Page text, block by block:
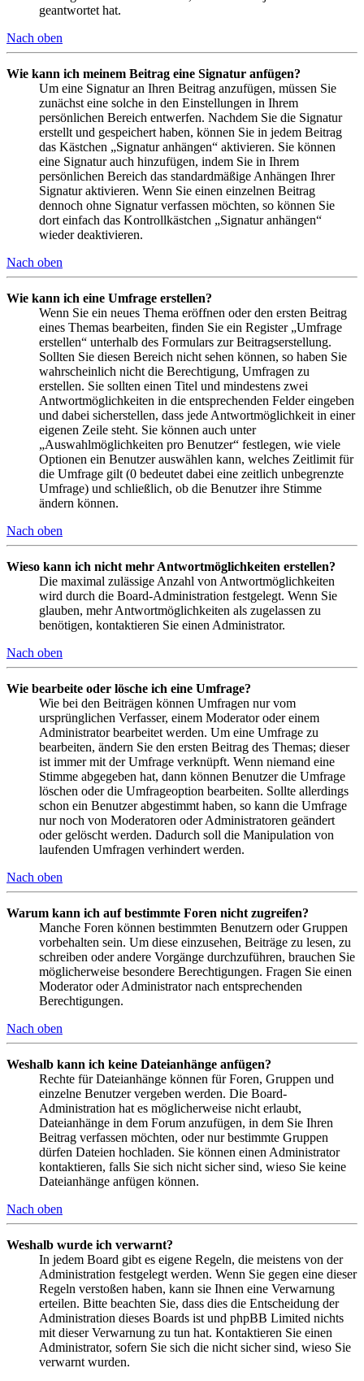
geantwortet hat.
Nach oben
Wie kann ich meinem Beitrag eine Signatur anfügen?
Um eine Signatur an Ihren Beitrag anzufügen, müssen Sie
zunächst eine solche in den Einstellungen in Ihrem
persönlichen Bereich entwerfen. Nachdem Sie die Signatur
erstellt und gespeichert haben, können Sie in jedem Beitrag
das Kästchen „Signatur anhängen“ aktivieren. Sie können
eine Signatur auch hinzufügen, indem Sie in Ihrem
persönlichen Bereich das standardmäßige Anhängen Ihrer
Signatur aktivieren. Wenn Sie einen einzelnen Beitrag
dennoch ohne Signatur verfassen möchten, so können Sie
dort einfach das Kontrollkästchen „Signatur anhängen“
wieder deaktivieren.
Nach oben
Wie kann ich eine Umfrage erstellen?
Wenn Sie ein neues Thema eröffnen oder den ersten Beitrag
eines Themas bearbeiten, finden Sie ein Register „Umfrage
erstellen“ unterhalb des Formulars zur Beitragserstellung.
Sollten Sie diesen Bereich nicht sehen können, so haben Sie
wahrscheinlich nicht die Berechtigung, Umfragen zu
erstellen. Sie sollten einen Titel und mindestens zwei
Antwortmöglichkeiten in die entsprechenden Felder eingeben
und dabei sicherstellen, dass jede Antwortmöglichkeit in einer
eigenen Zeile steht. Sie können auch unter
„Auswahlmöglichkeiten pro Benutzer“ festlegen, wie viele
Optionen ein Benutzer auswählen kann, welches Zeitlimit für
die Umfrage gilt (0 bedeutet dabei eine zeitlich unbegrenzte
Umfrage) und schließlich, ob die Benutzer ihre Stimme
ändern können.
Nach oben
Wieso kann ich nicht mehr Antwortmöglichkeiten erstellen?
Die maximal zulässige Anzahl von Antwortmöglichkeiten
wird durch die Board-Administration festgelegt. Wenn Sie
glauben, mehr Antwortmöglichkeiten als zugelassen zu
benötigen, kontaktieren Sie einen Administrator.
Nach oben
Wie bearbeite oder lösche ich eine Umfrage?
Wie bei den Beiträgen können Umfragen nur vom
ursprünglichen Verfasser, einem Moderator oder einem
Administrator bearbeitet werden. Um eine Umfrage zu
bearbeiten, ändern Sie den ersten Beitrag des Themas; dieser
ist immer mit der Umfrage verknüpft. Wenn niemand eine
Stimme abgegeben hat, dann können Benutzer die Umfrage
löschen oder die Umfrageoption bearbeiten. Sollte allerdings
schon ein Benutzer abgestimmt haben, so kann die Umfrage
nur noch von Moderatoren oder Administratoren geändert
oder gelöscht werden. Dadurch soll die Manipulation von
laufenden Umfragen verhindert werden.
Nach oben
Warum kann ich auf bestimmte Foren nicht zugreifen?
Manche Foren können bestimmten Benutzern oder Gruppen
vorbehalten sein. Um diese einzusehen, Beiträge zu lesen, zu
schreiben oder andere Vorgänge durchzuführen, brauchen Sie
möglicherweise besondere Berechtigungen. Fragen Sie einen
Moderator oder Administrator nach entsprechenden
Berechtigungen.
Nach oben
Weshalb kann ich keine Dateianhänge anfügen?
Rechte für Dateianhänge können für Foren, Gruppen und
einzelne Benutzer vergeben werden. Die Board-
Administration hat es möglicherweise nicht erlaubt,
Dateianhänge in dem Forum anzufügen, in dem Sie Ihren
Beitrag verfassen möchten, oder nur bestimmte Gruppen
dürfen Dateien hochladen. Sie können einen Administrator
kontaktieren, falls Sie sich nicht sicher sind, wieso Sie keine
Dateianhänge anfügen können.
Nach oben
Weshalb wurde ich verwarnt?
In jedem Board gibt es eigene Regeln, die meistens von der
Administration festgelegt werden. Wenn Sie gegen eine dieser
Regeln verstoßen haben, kann sie Ihnen eine Verwarnung
erteilen. Bitte beachten Sie, dass dies die Entscheidung der
Administration dieses Boards ist und phpBB Limited nichts
mit dieser Verwarnung zu tun hat. Kontaktieren Sie einen
Administrator, sofern Sie sich die nicht sicher sind, wieso Sie
verwarnt wurden.